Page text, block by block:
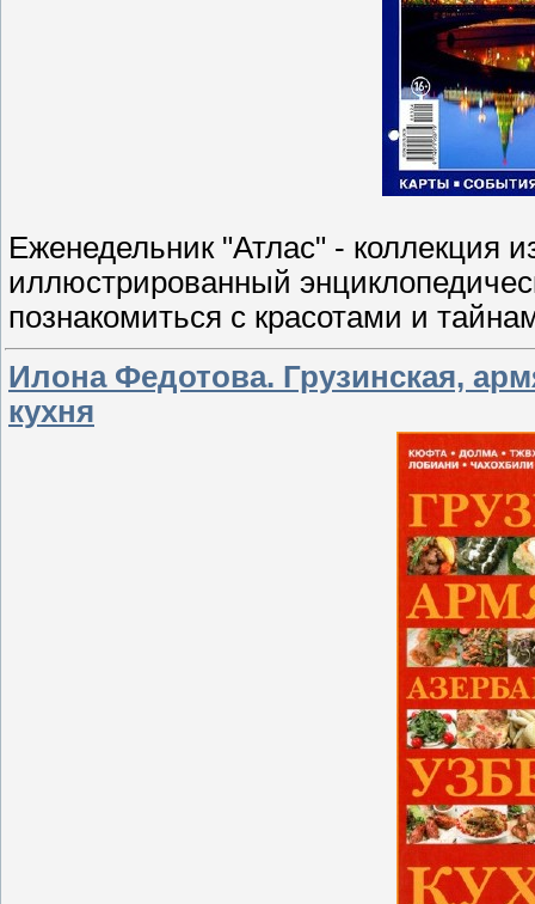
Еженедельник "Атлас" - коллекция
иллюстрированный
познакомиться с красотами и
Илона Федотова. Грузинская,
кухня